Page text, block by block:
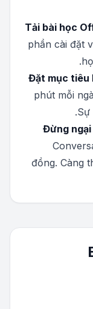
Tải bài học
phần cài đặt
Đặt mục tiêu
phút mỗi
Sự
Đừng ngại
đồng. Càng